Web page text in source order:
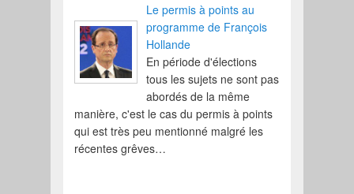
Le permis à points au
programme de François
Hollande
En période d'élections
tous les sujets ne sont pas
abordés de la même
manière, c'est le cas du permis à points
qui est très peu mentionné malgré les
récentes grêves…